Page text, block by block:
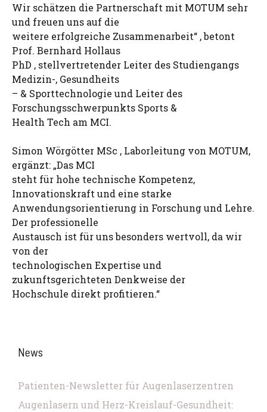
Wir schätzen die Partnerschaft mit MOTUM sehr
und freuen uns auf die
weitere erfolgreiche Zusammenarbeit“ , betont
Prof. Bernhard Hollaus
PhD , stellvertretender Leiter des Studiengangs
Medizin-, Gesundheits
– & Sporttechnologie und Leiter des
Forschungsschwerpunkts Sports &
Health Tech am MCI.
Simon Wörgötter MSc , Laborleitung von MOTUM,
ergänzt: „Das MCI
steht für hohe technische Kompetenz,
Innovationskraft und eine starke
Anwendungsorientierung in Forschung und Lehre.
Der professionelle
Austausch ist für uns besonders wertvoll, da wir
von der
technologischen Expertise und
zukunftsgerichteten Denkweise der
Hochschule direkt profitieren.“
News
Patienten-Newsletter für Augenlaserzentren
Augenlasern und Herz-Kreislauf-Gesundheit: